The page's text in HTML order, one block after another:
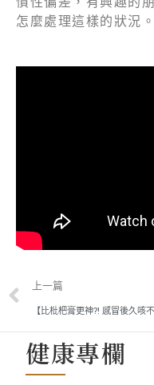
怎麼處理這樣的狀況。
上一篇
健康專欄